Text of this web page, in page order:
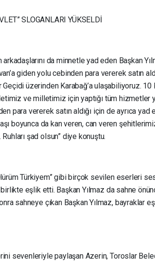
SLOGANLARI YÜKSELDİ
da minnetle yad eden Başkan
giden yolu cebinden para vererek satın
Geçidi üzerinden Karabağ’a ulaşabiliyoruz. 10
ve milletimiz için yaptığı tüm hizmetler
para vererek satın aldığı için de ayrıca yad
boyunca da kan veren, can veren
şad olsun” diye konuştu.
Türkiyem” gibi birçok sevilen eserleri
eşlik etti. Başkan Yılmaz da sahne
sahneye çıkan Başkan Yılmaz, bayraklar
sevenleriyle paylaşan Azerin, Toroslar